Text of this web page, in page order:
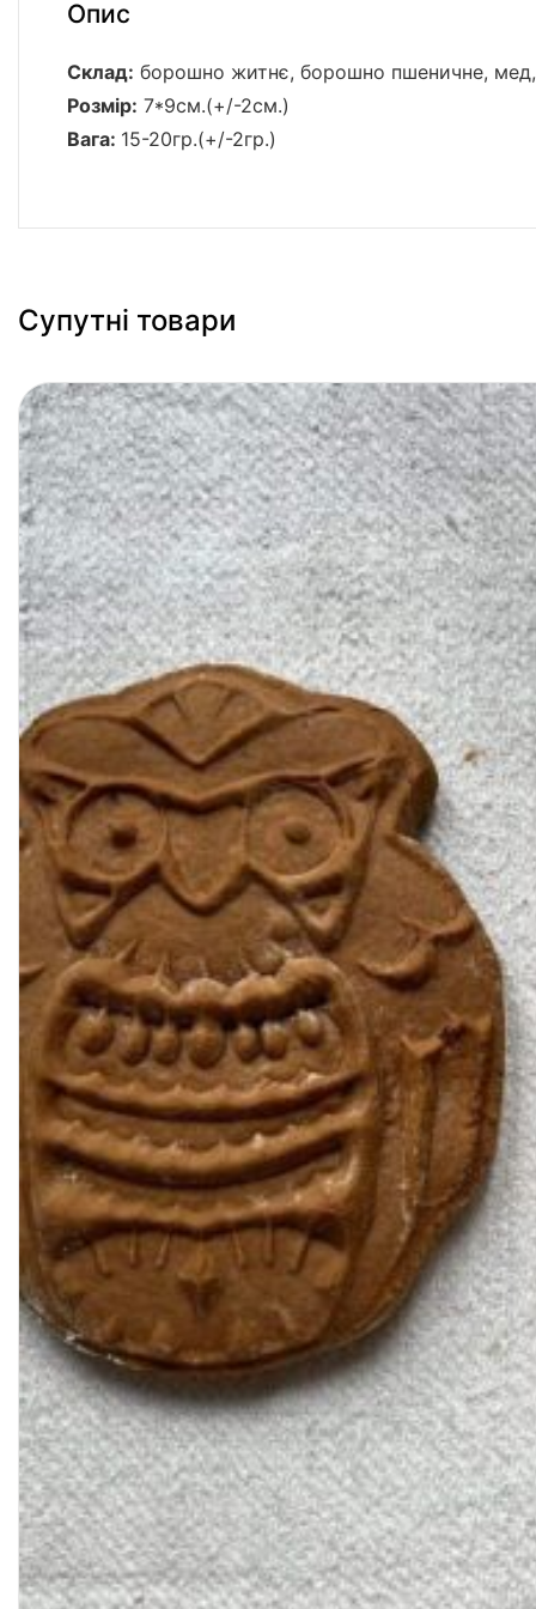
Опис
Склад: борошно житнє, борошно пшеничне,
Розмір: 7*9см.(+/-2см.)
Вага: 15-20гр.(+/-2гр.)
Супутні товари